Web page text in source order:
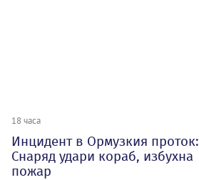
18 часа
Инцидент в Ормузкия проток:
Снаряд удари кораб, избухна
пожар